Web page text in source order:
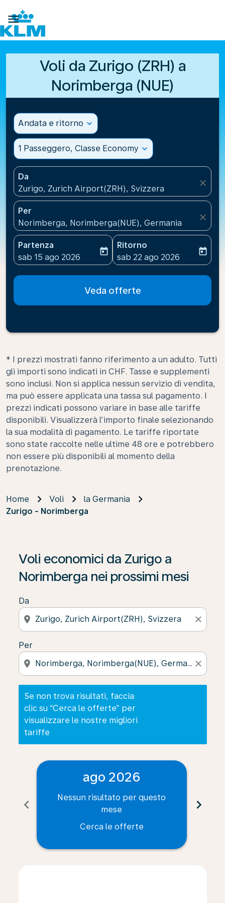

Voli da Zurigo (ZRH) a
Norimberga (NUE)
Andata e ritorno expand_more
1 Passeggero, Classe Economy expand_more
Da
Zurigo, Zurich Airport(ZRH), Svizzera
close
Per
Norimberga, Norimberga(NUE), Germania
close
Partenza
fc-booking-departure-date-aria-label
sab 15 ago 2026
today
Ritorno
fc-booking-return-date-
sab 22 ago 2026
today
Veda offerte
* I prezzi mostrati fanno riferimento a un adulto. Tutti
gli importi sono indicati in CHF. Tasse e supplementi
sono inclusi. Non si applica nessun servizio di vendita,
ma può essere applicata una tassa sul pagamento. I
prezzi indicati possono variare in base alle tariffe
disponibili. Visualizzerà l’importo finale selezionando
la sua modalità di pagamento. Le tariffe riportate
sono state raccolte nelle ultime 48 ore e potrebbero
non essere più disponibili al momento della
prenotazione.
Home Voli
la Germania
Zurigo - Norimberga
Voli economici da Zurigo a
Norimberga nei prossimi mesi
Da
location_on close
Per
location_on close
Se non trova risultati, faccia
clic su “Cerca le offerte” per
visualizzare le nostre migliori
tariffe
Se non trova risultati, faccia clic su “Cerca le offerte”
chevron_left
ago 2026
Nessun risultato per questo
mese
Cerca le offerte
chevron_right